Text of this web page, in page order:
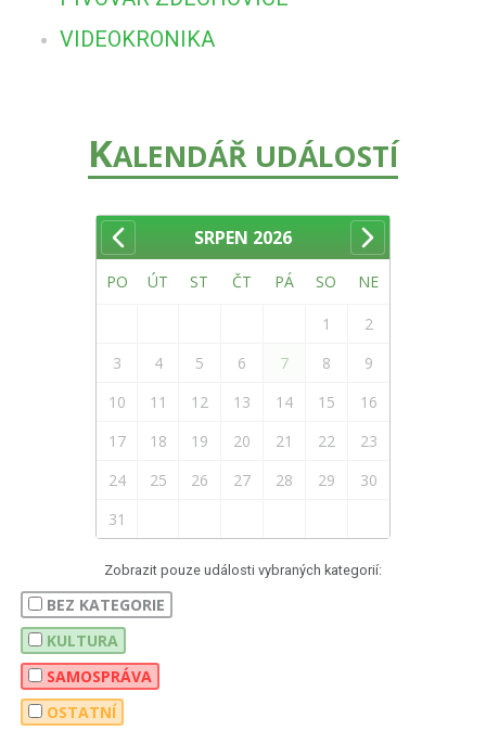
VIDEOKRONIKA
KALENDÁŘ UDÁLOSTÍ
SRPEN 2026
PO ÚT ST ČT PÁ SO NE
1
2
3
4 5 6 7 8
9
10
11 12 13 14 15
16
17
18 19 20 21 22
23
24
25 26 27 28 29
30
31
Zobrazit pouze události vybraných kategorií:
BEZ KATEGORIE
KULTURA
SAMOSPRÁVA
OSTATNÍ